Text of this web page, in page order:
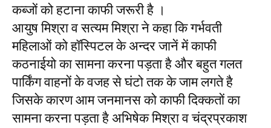
कब्जों को हटाना काफी जरूरी है ।
आयुष मिश्रा व सत्यम मिश्रा ने कहा कि गर्भवती
महिलाओं को हॉस्पिटल के अन्दर जानें में काफी
कठनाईयो का सामना करना पड़ता है और बहुत गलत
पार्किंग वाहनों के वजह से घंटो तक के जाम लगते है
जिसके कारण आम जनमानस को काफी दिक्कतों का
सामना करना पड़ता है अभिषेक मिश्रा व चंद्रप्रकाश